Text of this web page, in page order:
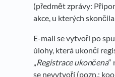
(předmět zprávy:
akce, u kterých
E-mail se vytvoří po
úlohy, která ukončí
„Registrace ukončena“
se nevytvoří (pozn.: